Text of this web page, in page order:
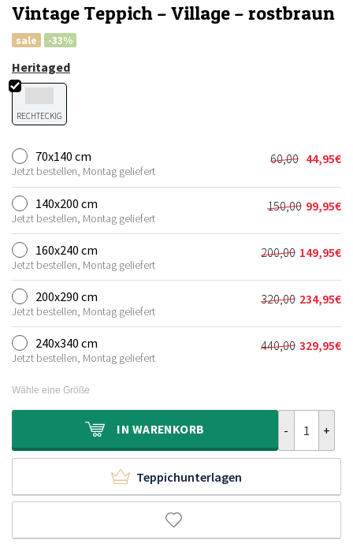
Vintage Teppich – Village – rostbraun
sale -33%
Heritaged
RECHTECKIG
70x140 cm
Jetzt bestellen, Montag geliefert
60,00
Preis
war:
60,00€
44,95€
Aktueller
Preis
ist:
44,95€.
140x200 cm
Jetzt bestellen, Montag geliefert
150,00
Preis
war:
150,00€
99,95€
Aktueller
Preis
ist:
99,95€.
160x240 cm
Jetzt bestellen, Montag geliefert
200,00
Preis
war:
200,00€
149,95€
Aktueller
Preis
ist:
149,95€.
200x290 cm
Jetzt bestellen, Montag geliefert
320,00
Preis
war:
320,00€
234,95€
Aktueller
Preis
ist:
234,95€.
240x340 cm
Jetzt bestellen, Montag geliefert
440,00 329,95€
Aktueller
Wähle eine Größe
IN WARENKORB
Teppichunterlagen